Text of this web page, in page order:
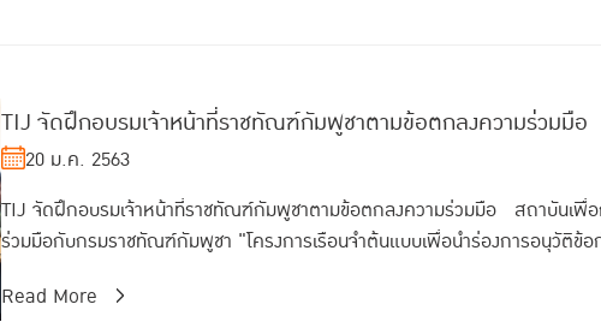
TIJ จัดฝึกอบรมเจ้าหน้าที่ราชทัณฑ์กัมพูชาตามข้อตกลงความร่วมมือ
20 ม.ค. 2563
TIJ จัดฝึกอบรมเจ้าหน้าที่ราชทัณฑ์กัมพูชาตามข้อตกลงความร่วมมือ สถาบันเพื่อ
ร่วมมือกับกรมราชทัณฑ์กัมพูชา "โครงการเรือนจำต้นแบบเพื่อนำร่องการอนุวัติข้อ
Read More